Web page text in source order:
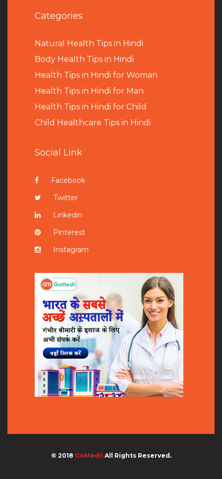
Categories
Natural Health Tips in Hindi
Body Health Tips in Hindi
Health Tips in Hindi for Woman
Health Tips in Hindi for Man
Health Tips in Hindi for Child
Child Healthcare Tips in Hindi
Social Link
Facebook
Twitter
Linkedin
Pinterest
Instagram
© 2018 GoMedii All Rights Reserved.